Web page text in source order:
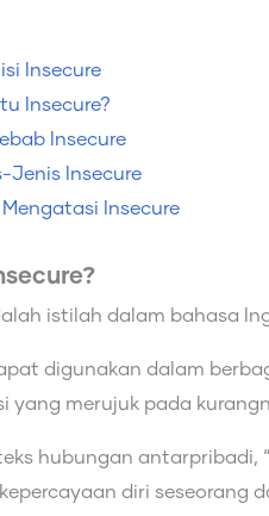
Insecure
Insecure?
Insecure
Jenis Insecure
Insecure
istilah dalam bahasa
digunakan dalam
yang merujuk pada
hubungan antarpribadi,
diri seseorang